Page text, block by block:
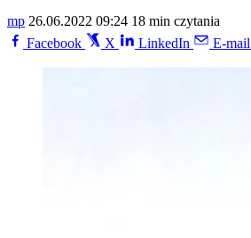
mp 26.06.2022 09:24 18 min czytania
Facebook
X LinkedIn E-mail